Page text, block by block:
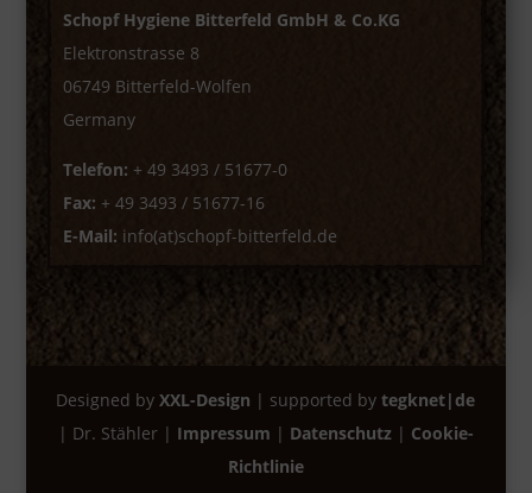
Schopf Hygiene Bitterfeld GmbH & Co.KG
Elektronstrasse 8
06749 Bitterfeld-Wolfen
Germany
Telefon: + 49 3493 / 51677-0
Fax: + 49 3493 / 51677-16
E-Mail: info(at)schopf-bitterfeld.de
Designed byXXL-Design | supported bytegknet|de
| Dr. Stähler | Impressum | Datenschutz| Cookie-
Richtlinie